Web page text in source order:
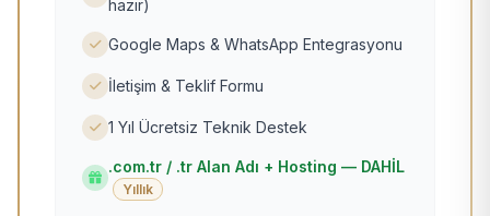
hazır)
Google Maps & WhatsApp Entegrasyonu
İletişim & Teklif Formu
1 Yıl Ücretsiz Teknik Destek
.com.tr / .tr Alan Adı + Hosting — DAHİL
Yıllık